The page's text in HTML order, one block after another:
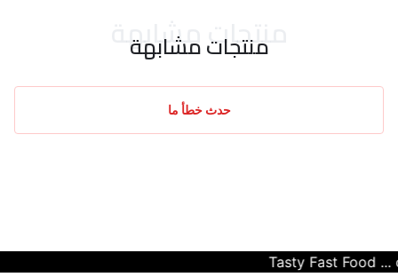
منتجات مشابهة
منتجات مشابهة
حدث خطأ ما
Tasty Fast Food ...